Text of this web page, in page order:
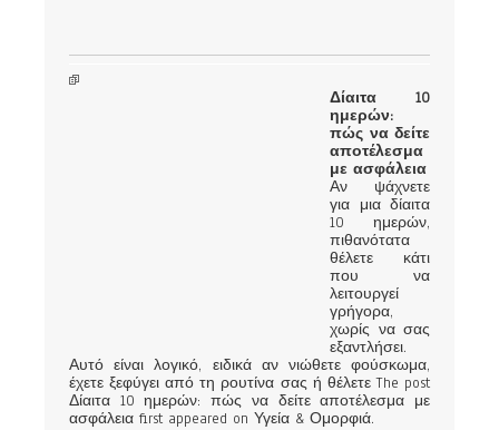
Δίαιτα 10
ημερών:
πώς να δείτε
αποτέλεσμα
με ασφάλεια
Αν ψάχνετε
για μια δίαιτα
10 ημερών,
πιθανότατα
θέλετε κάτι
που να
λειτουργεί
γρήγορα,
χωρίς να σας
εξαντλήσει.
Αυτό είναι λογικό, ειδικά αν νιώθετε φούσκωμα,
έχετε ξεφύγει από τη ρουτίνα σας ή θέλετε The post
Δίαιτα 10 ημερών: πώς να δείτε αποτέλεσμα με
ασφάλεια first appeared on Υγεία & Ομορφιά.